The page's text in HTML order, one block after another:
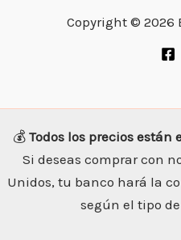
Copyright © 2026
💰 Todos los precios están
Si deseas comprar con
Unidos, tu banco hará la
según el tipo